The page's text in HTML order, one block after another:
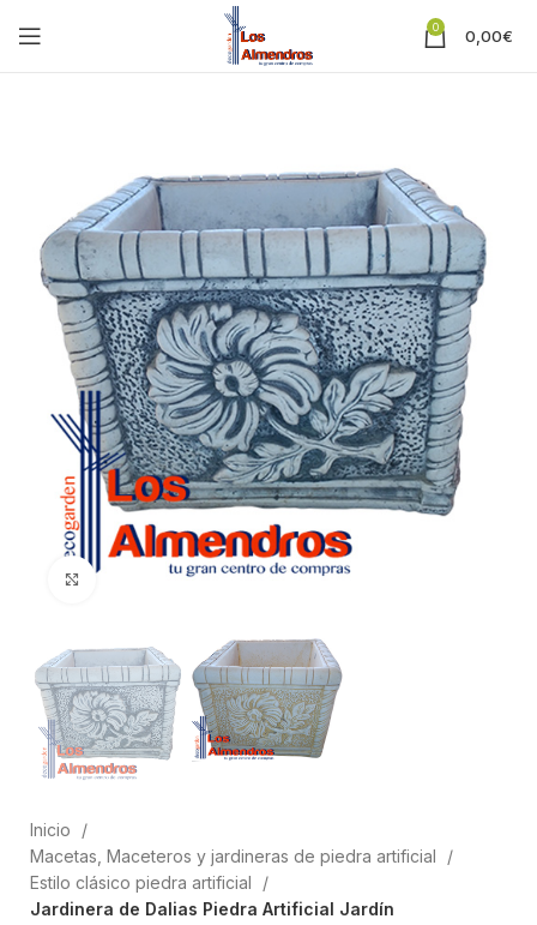
0 0,00€
Clic para ampliar
Inicio
Macetas, Maceteros y jardineras de piedra artificial
Estilo clásico piedra artificial
Jardinera de Dalias Piedra Artificial Jardín